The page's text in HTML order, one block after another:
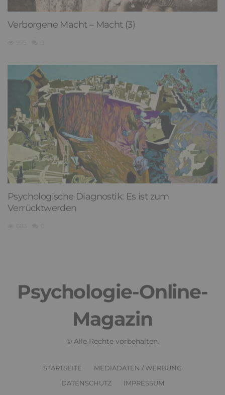
Verborgene Macht – Macht (3)
Psychologische Diagnostik: Es ist zum
Verrücktwerden
Psychologie-Online-
Magazin
© Alle Rechte vorbehalten.
STARTSEITE
MEDIADATEN / WERBUNG
DATENSCHUTZ
IMPRESSUM